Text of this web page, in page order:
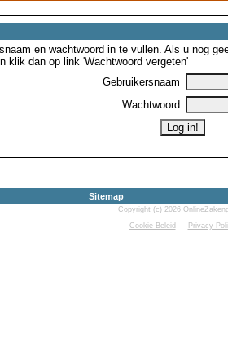
en wachtwoord in te vullen. Als u nog
klik dan op link 'Wachtwoord vergeten'
Gebruikersnaam
Wachtwoord
Sitemap
Copyright (c) 2026
Cookie Beleid
Privacy